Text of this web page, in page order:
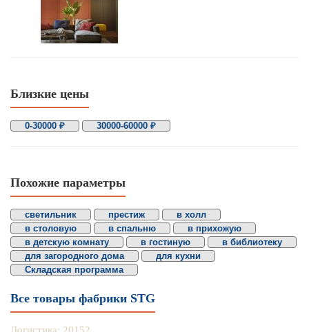
Близкие цены
0-30000 ₽ 30000-60000 ₽
Похожие параметры
светильник престиж
в холл
в столовую
в спальню
в прихожую
в детскую комнату
в гостиную
в библиотеку
для загородного дома
для кухни
Складская программа
Все товары фабрики STG
Логистика: 20152